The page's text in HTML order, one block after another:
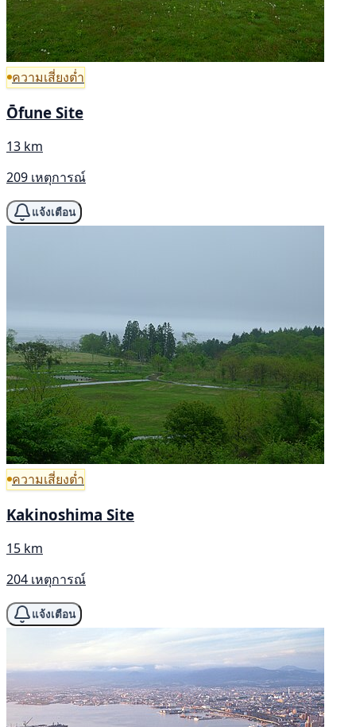
ความเสี่ยงต่ำ
Ōfune Site
13 km
209 เหตุการณ์
แจ้งเตือน
ความเสี่ยงต่ำ
Kakinoshima Site
15 km
204 เหตุการณ์
แจ้งเตือน